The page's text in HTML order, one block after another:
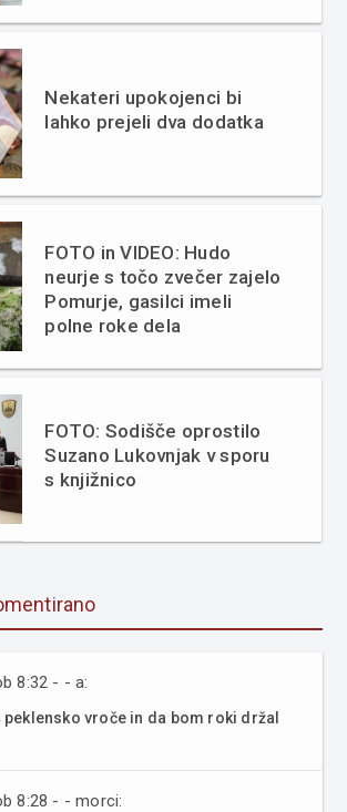
Nekateri upokojenci bi
lahko prejeli dva dodatka
FOTO in VIDEO: Hudo
neurje s točo zvečer zajelo
Pomurje, gasilci imeli
polne roke dela
FOTO: Sodišče oprostilo
Suzano Lukovnjak v sporu
s knjižnico
8:32 - - a:
peklensko vroče in da bom roki držal
8:28 - - morci: